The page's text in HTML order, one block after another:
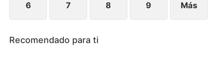
6 7 8 9 Más
Recomendado para ti